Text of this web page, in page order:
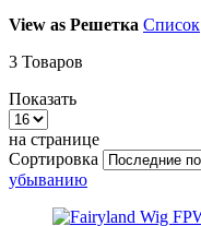
View as Решетка Список
3 Товаров
Показать
на странице
Сортировка
убыванию